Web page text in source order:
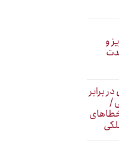
و
برابر
/